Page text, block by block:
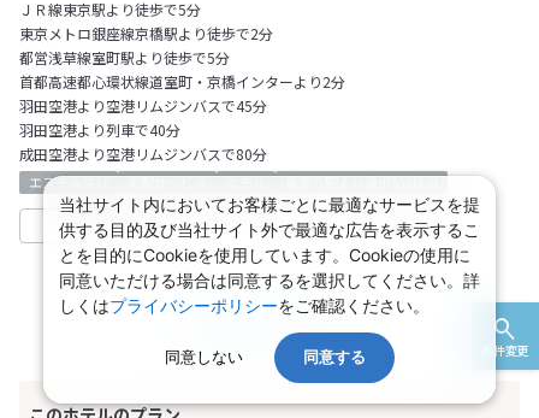
条件変更
ＪＲ線東京駅より徒歩で5分
東京メトロ銀座線京橋駅より徒歩で2分
都営浅草線室町駅より徒歩で5分
首都高速都心環状線道室町・京橋インターより2分
羽田空港より空港リムジンバスで45分
羽田空港より列車で40分
成田空港より空港リムジンバスで80分
エステ＆スパ 宅配サービス ホテル 最寄り駅より徒歩5分以内
日本旅行 収集中
当社サイト内においてお客様ごとに最適なサービスを提
供する目的及び当社サイト外で最適な広告を表示するこ
とを目的にCookieを使用しています。Cookieの使用に
同意いただける場合は同意するを選択してください。詳
しくはプライバシーポリシーをご確認ください。
同意しない 同意する